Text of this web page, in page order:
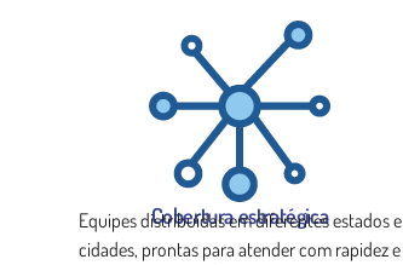
Cobertura estratégica
Equipes distribuídas em diferentes estados e
cidades, prontas para atender com rapidez e